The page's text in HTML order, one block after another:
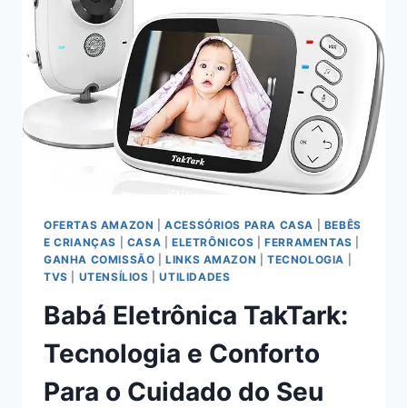
A
CAFETEIRA
ESPRESSO
AUTOMÁTICA
SÉRIE
5400
PHILIPS
WALITA
OFERTAS AMAZON |ACESSÓRIOS PARA CASA
BEBÊS
E CRIANÇAS
CASA ELETRÔNICOS |FERRAMENTAS
GANHA COMISSÃO |LINKS AMAZON |TECNOLOGIA
TVS
UTENSÍLIOS |UTILIDADES
Babá Eletrônica TakTark:
Tecnologia e Conforto
Para o Cuidado do Seu